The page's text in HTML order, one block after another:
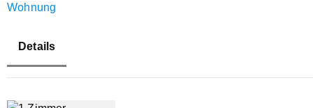
Wohnung
Details